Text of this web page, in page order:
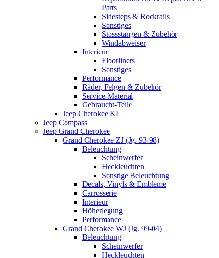
Parts
Sidesteps & Rockrails
Sonstiges
Stossstangen & Zubehör
Windabweiser
Interieur
Floorliners
Sonstiges
Performance
Räder, Felgen & Zubehör
Service-Material
Gebraucht-Teile
Jeep Cherokee KL
Jeep Compass
Jeep Grand Cherokee
Grand Cherokee ZJ (Jg. 93-98)
Beleuchtung
Scheinwerfer
Heckleuchten
Sonstige Beleuchtung
Decals, Vinyls & Embleme
Carrosserie
Interieur
Höherlegung
Performance
Grand Cherokee WJ (Jg. 99-04)
Beleuchtung
Scheinwerfer
Heckleuchten